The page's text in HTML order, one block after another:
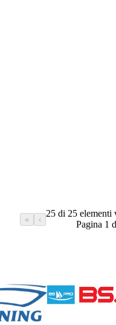
« ‹
25 di 25 elementi
Pagina 1